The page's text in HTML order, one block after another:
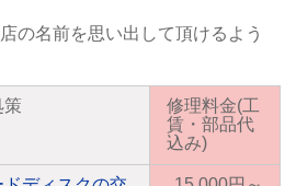
の名前を思い出して頂けるよう
策
修理料金(工
賃・部品代
込み)